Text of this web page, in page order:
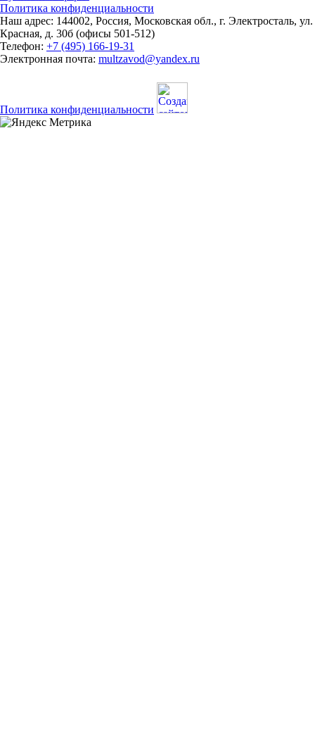
Политика конфиденциальности
Наш адрес: 144002, Россия, Московская обл., г. Электросталь, ул.
Красная, д. 30б (офисы 501-512)
Телефон: +7 (495) 166-19-31
Электронная почта: multzavod@yandex.ru
Политика конфиденциальности